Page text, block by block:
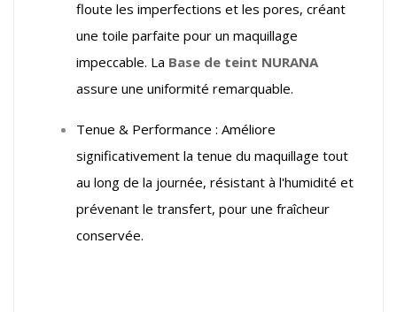
floute les imperfections et les pores, créant
une toile parfaite pour un maquillage
impeccable. La Base de teint NURANA
assure une uniformité remarquable.
Tenue & Performance : Améliore
significativement la tenue du maquillage tout
au long de la journée, résistant à l'humidité et
prévenant le transfert, pour une fraîcheur
conservée.